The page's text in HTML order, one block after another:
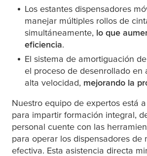
Los estantes dispensadores
manejar múltiples rollos de
simultáneamente, lo que
eficiencia.
El sistema de amortiguación
el proceso de desenrollado en
alta velocidad, mejorando la
Nuestro equipo de expertos está
para impartir formación integral,
personal cuente con las
para operar los dispensadores de
efectiva. Esta asistencia directa